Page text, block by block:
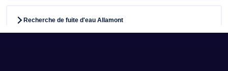
Recherche de fuite d'eau Allamont